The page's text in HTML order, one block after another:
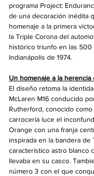
programa Project:
de una decoración inédita
homenaje a la primera
la Triple Corona del
histórico triunfo en las 500
Indianápolis de 1974.
Un homenaje a la herencia
El diseño retoma la
McLaren M16 conducido
Rutherford, conocido como
carrocería luce el
Orange con una franja
inspirada en la bandera de
característico astro blanco
llevaba en su casco.
número 3 con el que